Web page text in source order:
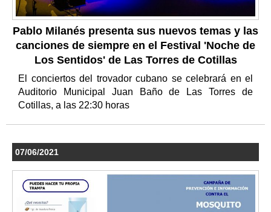
Pablo Milanés presenta sus nuevos temas y las
canciones de siempre en el Festival 'Noche de
Los Sentidos' de Las Torres de Cotillas
El conciertos del trovador cubano se celebrará en el
Auditorio Municipal Juan Baño de Las Torres de
Cotillas, a las 22:30 horas
07/06/2021